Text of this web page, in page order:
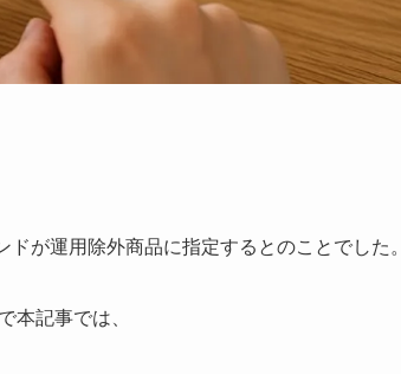
が運用除外商品に指定するとのことでした。
本記事では、